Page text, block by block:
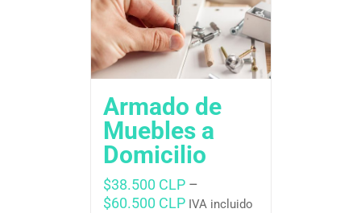
Armado de
Muebles a
Domicilio
$38.500 CLP–
$60.500 CLP IVA incluido